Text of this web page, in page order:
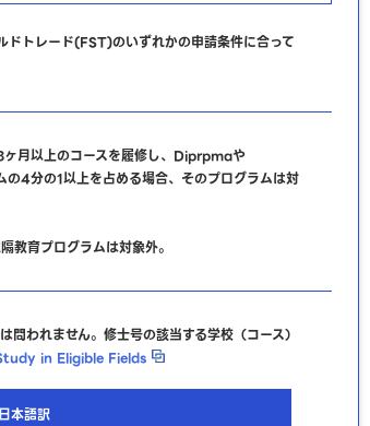
トレード(FST)のいずれかの申請条件に合って
ヶ月以上のコースを履修し、Diprpmaや
4分の1以上を占める場合、そのプログラムは対
教育プログラムは対象外。
われません。修士号の該当する学校（コース）
in Eligible Fields
日本語訳